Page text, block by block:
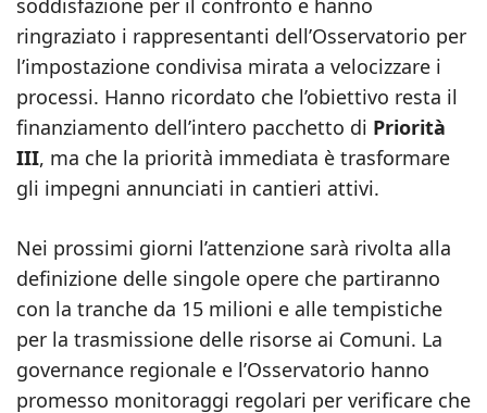
soddisfazione per il confronto e hanno
ringraziato i rappresentanti dell’Osservatorio per
l’impostazione condivisa mirata a velocizzare i
processi. Hanno ricordato che l’obiettivo resta il
finanziamento dell’intero pacchetto di Priorità
III, ma che la priorità immediata è trasformare
gli impegni annunciati in cantieri attivi.
Nei prossimi giorni l’attenzione sarà rivolta alla
definizione delle singole opere che partiranno
con la tranche da 15 milioni e alle tempistiche
per la trasmissione delle risorse ai Comuni. La
governance regionale e l’Osservatorio hanno
promesso monitoraggi regolari per verificare che